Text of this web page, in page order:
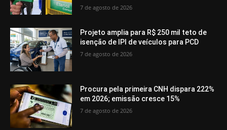
7 de agosto de 2026
Projeto amplia para R$ 250 mil teto de
isenção de IPI de veículos para PCD
7 de agosto de 2026
Procura pela primeira CNH dispara 222%
em 2026; emissão cresce 15%
7 de agosto de 2026